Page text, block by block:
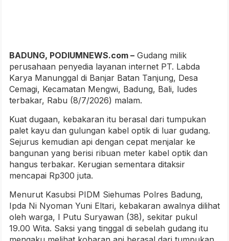
BADUNG, PODIUMNEWS.com – Gudang milik
perusahaan penyedia layanan internet PT. Labda
Karya Manunggal di Banjar Batan Tanjung, Desa
Cemagi, Kecamatan Mengwi, Badung, Bali, ludes
terbakar, Rabu (8/7/2026) malam.
Kuat dugaan, kebakaran itu berasal dari tumpukan
palet kayu dan gulungan kabel optik di luar gudang.
Sejurus kemudian api dengan cepat menjalar ke
bangunan yang berisi ribuan meter kabel optik dan
hangus terbakar. Kerugian sementara ditaksir
mencapai Rp300 juta.
Menurut Kasubsi PIDM Siehumas Polres Badung,
Ipda Ni Nyoman Yuni Eltari, kebakaran awalnya dilihat
oleh warga, I Putu Suryawan (38), sekitar pukul
19.00 Wita. Saksi yang tinggal di sebelah gudang itu